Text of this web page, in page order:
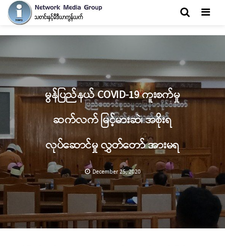
မွန်ပြည်နယ် COVID-19 ကူးစက်မှု
ဆက်လက် မြင့်မားဆဲ၊ အစိုးရ
လုပ်ဆောင်မှု လွှတ်တော် အားမရ
December 25, 2020